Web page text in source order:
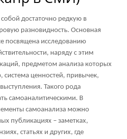
достаточно редкую в
разновидность. Основная
посвящена исследованию
наряду с этим
предметом анализа которых
система ценностей, привычек,
Такого рода
самоаналитическими. В
самоанализа можно
публикациях – заметках,
статьях и других, где